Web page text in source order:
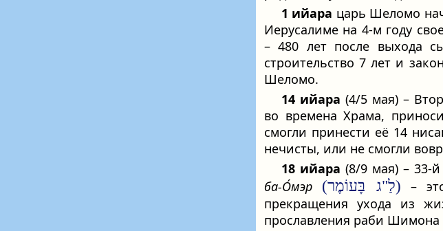
1 ийара царь Шеломо
Иерусалиме на 4-м году
– 480 лет после выхода
строительство 7 лет и
Шеломо.
14 ийара (4/5 мая) –
во времена Храма,
смогли принести её 14
нечисты, или не смогли
18 ийара (8/9 мая) – 33-
ба-О́мэр
(לַ"ג בָּעוֹמֶר) –
прекращения ухода из
прославления раби Шимона